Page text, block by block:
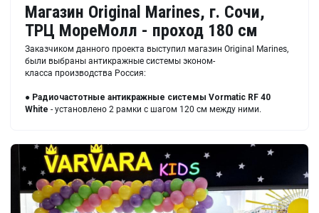
Магазин Original Marines, г. Сочи,
ТРЦ МореМолл - проход 180 см
Заказчиком данного проекта выступил магазин Original Marines,
были выбраны антикражные системы эконом-
класса производства Россия:
● Радиочастотные антикражные системы Vormatic RF 40
White - установлено 2 рамки с шагом 120 см между ними.